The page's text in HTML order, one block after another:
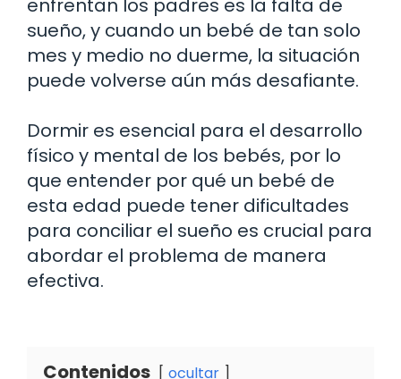
enfrentan los padres es la falta de
sueño, y cuando un bebé de tan solo
mes y medio no duerme, la situación
puede volverse aún más desafiante.
Dormir es esencial para el desarrollo
físico y mental de los bebés, por lo
que entender por qué un bebé de
esta edad puede tener dificultades
para conciliar el sueño es crucial para
abordar el problema de manera
efectiva.
Contenidos ocultar